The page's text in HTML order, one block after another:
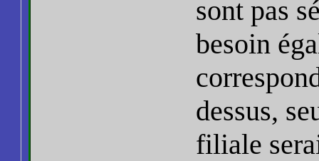
sont pas
besoin
dessus,
filiale